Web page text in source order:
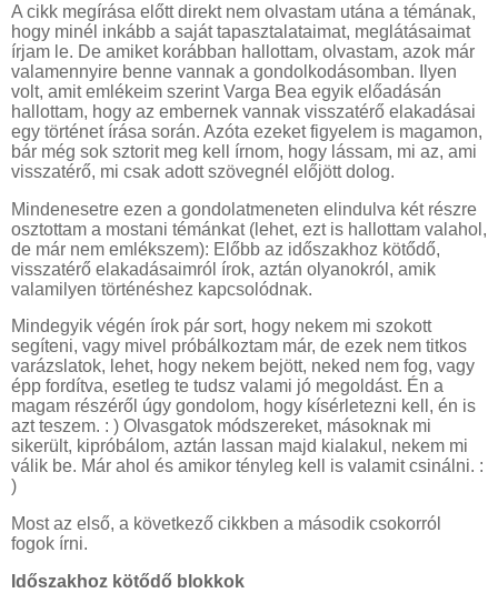
A cikk megírása előtt direkt nem olvastam utána a témának,
hogy minél inkább a saját tapasztalataimat, meglátásaimat
írjam le. De amiket korábban hallottam, olvastam, azok már
valamennyire benne vannak a gondolkodásomban. Ilyen
volt, amit emlékeim szerint Varga Bea egyik előadásán
hallottam, hogy az embernek vannak visszatérő elakadásai
egy történet írása során. Azóta ezeket figyelem is magamon,
bár még sok sztorit meg kell írnom, hogy lássam, mi az, ami
visszatérő, mi csak adott szövegnél előjött dolog.
Mindenesetre ezen a gondolatmeneten elindulva két részre
osztottam a mostani témánkat (lehet, ezt is hallottam valahol,
de már nem emlékszem): Előbb az időszakhoz kötődő,
visszatérő elakadásaimról írok, aztán olyanokról, amik
valamilyen történéshez kapcsolódnak.
Mindegyik végén írok pár sort, hogy nekem mi szokott
segíteni, vagy mivel próbálkoztam már, de ezek nem titkos
varázslatok, lehet, hogy nekem bejött, neked nem fog, vagy
épp fordítva, esetleg te tudsz valami jó megoldást. Én a
magam részéről úgy gondolom, hogy kísérletezni kell, én is
azt teszem. : ) Olvasgatok módszereket, másoknak mi
sikerült, kipróbálom, aztán lassan majd kialakul, nekem mi
válik be. Már ahol és amikor tényleg kell is valamit csinálni. :
)
Most az első, a következő cikkben a második csokorról
fogok írni.
Időszakhoz kötődő blokkok